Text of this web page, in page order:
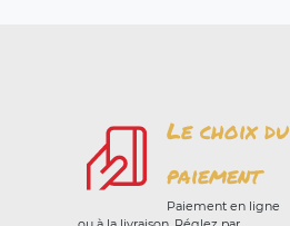
Le choix du
paiement
Paiement en ligne